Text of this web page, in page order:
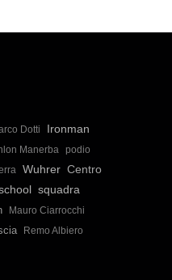
Dotti Ironman
Manerba
podio
Wuhrer Centro
squadra
Mauro Ciarrocchi
Remo Albiero